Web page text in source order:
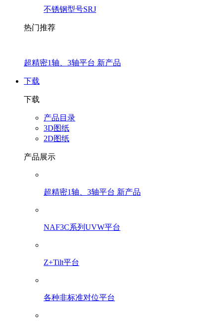
不锈钢型号SRJ
热门推荐
超精密1轴、3轴平台 新产品
下载
下载
产品目录
3D图纸
2D图纸
产品展示
超精密1轴、3轴平台 新产品
NAF3C系列UVW平台
Z+Tilt平台
各种非标准对位平台